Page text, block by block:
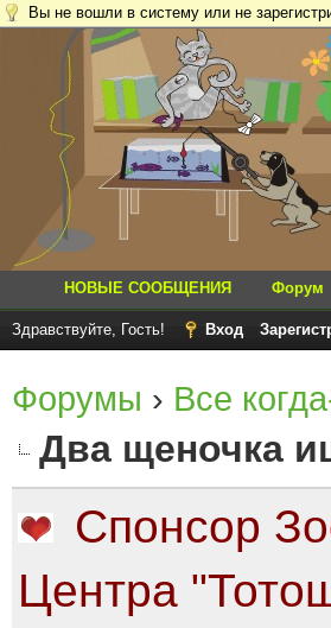
Вы не вошли в систему или не
НОВЫЕ СООБЩЕНИЯ Форум
Здравствуйте, Гость! Вход
Форумы › Все
Два щеночка
Спонсор
Центра